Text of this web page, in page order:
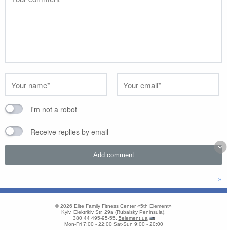
I'm not a robot
Receive replies by email
»
© 2026 Elite Family Fitness Center «5th Element»
Kyiv, Elektrikiv Str, 29a (Rubalsky Peninsula),
380 44 495-95-55
5element.ua
Mon-Fri 7:00 - 22:00 Sat-Sun 9:00 - 20:00